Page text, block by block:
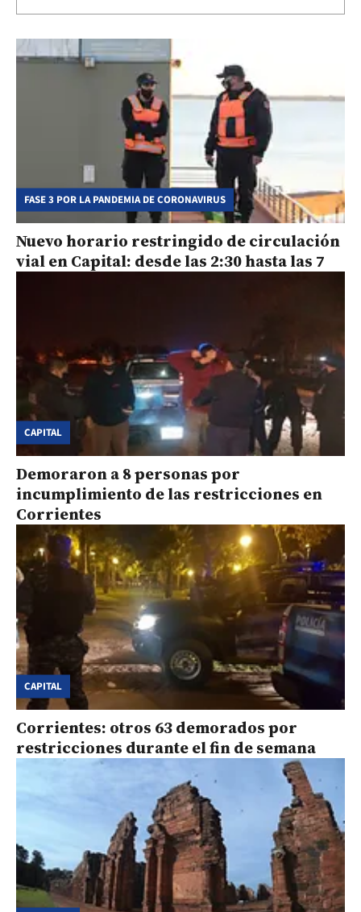
FASE 3 POR LA PANDEMIA DE CORONAVIRUS
Nuevo horario restringido de circulación
vial en Capital: desde las 2:30 hasta las 7
CAPITAL
Demoraron a 8 personas por
incumplimiento de las restricciones en
Corrientes
CAPITAL
Corrientes: otros 63 demorados por
restricciones durante el fin de semana